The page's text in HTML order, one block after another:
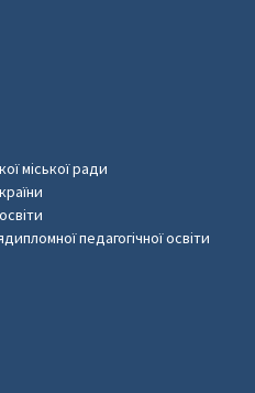
міської ради
педагогічної освіти